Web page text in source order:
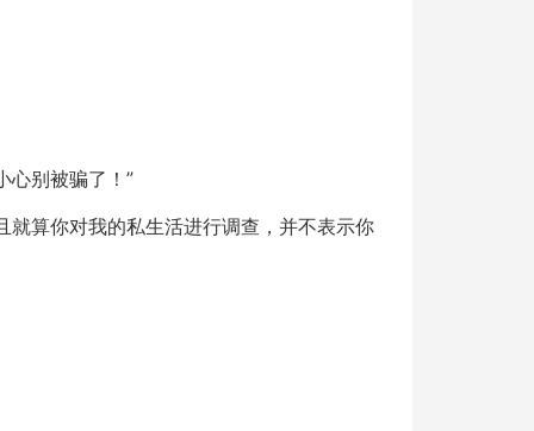
心别被骗了！”
就算你对我的私生活进行调查，并不表示你